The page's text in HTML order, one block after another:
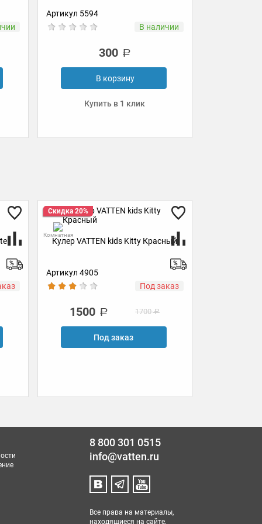
В наличии
Артикул УТ-00000366
В наличии
В корзину
Купить в 1 клик
Kitty Красный
Под заказ
Скидка 20%
Комнатная
Кулер VATTEN kids Panda (без
Артикул 4730
1500
8 800 301 0515
info@vatten.ru
Все права на материалы,
находящиеся на сайте,